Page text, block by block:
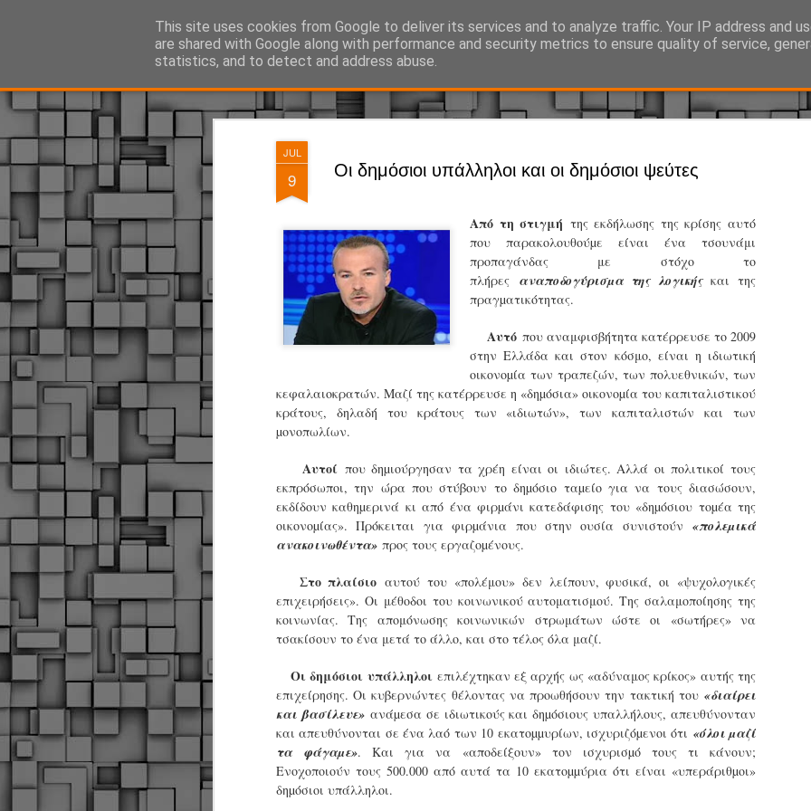
JUL
9 Οι δημόσιοι υπάλληλοι και οι δημόσιοι ψεύτες
Από τη στιγμή της εκδήλωσης της κρίσης αυτό
που παρακολουθούµε είναι ένα τσουνάμι
προπαγάνδας με στόχο το
πλήρες αναποδογύρισµα της λογικήςκαι της
πραγµατικότητας.
Αυτό που αναμφισβήτητα κατέρρευσε το 2009
στην Ελλάδα και στον κόσμο, είναι η ιδιωτική
οικονοµία των τραπεζών, των πολυεθνικών, των
κεφαλαιοκρατών. Μαζί της κατέρρευσε η «δηµόσια» οικονοµία του καπιταλιστικού
κράτους, δηλαδή του κράτους των «ιδιωτών», των καπιταλιστών και των
µονοπωλίων.
Αυτοί που δηµιούργησαν τα χρέη είναι οι ιδιώτες. Αλλά οι πολιτικοί τους
εκπρόσωποι, την ώρα που στύβουν το δηµόσιο ταµείο για να τους διασώσουν,
εκδίδουν καθηµερινά κι από ένα φιρµάνι κατεδάφισης του «δηµόσιου τοµέα της
οικονοµίας». Πρόκειται για φιρµάνια που στην ουσία συνιστούν «πολεµικά
ανακοινωθέντα» προς τους εργαζοµένους.
Στο πλαίσιο αυτού του «πολέμου» δεν λείπουν, φυσικά, οι «ψυχολογικές
επιχειρήσεις». Οι μέθοδοι του κοινωνικού αυτοματισμού. Της σαλαμοποίησης της
κοινωνίας. Της απομόνωσης κοινωνικών στρωμάτων ώστε οι «σωτήρες» να
τσακίσουν το ένα μετά το άλλο, και στο τέλος όλα μαζί.
Οι δημόσιοι υπάλληλοιεπιλέχτηκαν εξ αρχής ως «αδύναμος κρίκος» αυτής της
επιχείρησης. Οι κυβερνώντες θέλοντας να προωθήσουν την τακτική του «διαίρει
και βασίλευε» ανάµεσα σε ιδιωτικούς και δηµόσιους υπαλλήλους, απευθύνονταν
και απευθύνονται σε ένα λαό των 10 εκατοµµυρίων, ισχυριζόµενοι ότι «όλοι µαζί
τα φάγαµε». Και για να «αποδείξουν» τον ισχυρισµό τους τι κάνουν;
Ενοχοποιούν τους 500.000 από αυτά τα 10 εκατοµµύρια ότι είναι «υπεράριθµοι»
δηµόσιοι υπάλληλοι.
This site uses cookies from Google to deliver its services and to analyze traffic. Your IP address and
are shared with Google along with performance and security metrics to ensure quality of service,
statistics, and to detect and address abuse.
ΔΗΜΟΤΙΚΗ ΑΣΤΥΝΟΜΙΑ, τα νέα! Ό, τι συμβαίνει γύρω από τη Δημοτική Αστυνομία, την τοπική
Ξεκινά επίσημα η
επιχειρησιακή
παρουσία του Δήμου
χώρους.
Η νέα υπηρεσία θα
εκπαιδευμένους
Στο πλαίσιο της
ολοκαίνουργια
τις περιπολίες και τις
στελεχών της υπηρεσίας.
JUN
Δήμος Κοζάνης :